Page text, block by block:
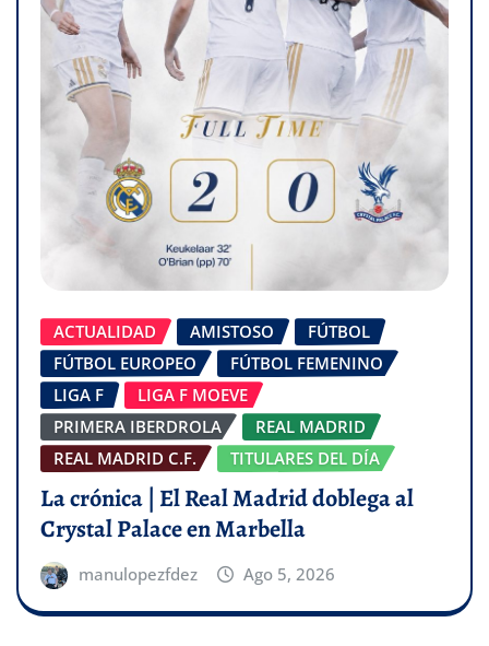
ACTUALIDAD AMISTOSO
FÚTBOL
FÚTBOL EUROPEO
FÚTBOL FEMENINO
LIGA F
LIGA F MOEVE
PRIMERA IBERDROLA
REAL MADRID
REAL MADRID C.F.
TITULARES DEL DÍA
La crónica | El Real Madrid doblega al
Crystal Palace en Marbella
manulopezfdez Ago 5, 2026